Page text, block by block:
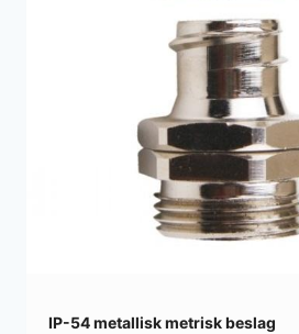
IP-54 metallisk metrisk beslag